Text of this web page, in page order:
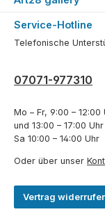
Service-Hotline
Telefonische
07071-977310
Mo – Fr, 9:00 – 12:00
und 13:00 – 17:00 Uhr
Sa 10:00 – 14:00 Uhr
Oder über unser
Vertrag